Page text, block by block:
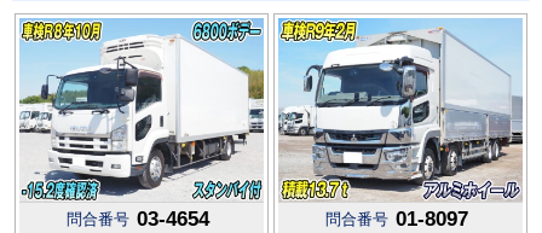
問合番号 03-4654 問合番号 01-8097